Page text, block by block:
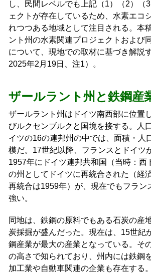
し、民間レベルでも上記（1）（2）（
ェクトが存在しているため、水素エコ
れつつある地域として注目される。本
ント州の水素関連プロジェクトおよび
について、現地での取材に基づき解説
2025年2月19日、注1）。
ザールラント州と鉄鋼産
ザールラント州はドイツ南西部に位置
びルクセンブルクと国境を接する。人
イツの16の連邦州の中では、面積・人
模だ。17世紀以降、フランスとドイツ
1957年にドイツ連邦共和国（当時：西
の州としてドイツに再統合された（経
再統合は1959年）が、現在でもフラン
強い。
同地は、鉄鋼の原料でもある石炭の産
炭採掘が盛んだった。現在は、15世紀
鋼産業が最大の産業となっている。そ
の高さで知られており、州内には鉄鋼
加工業や自動車関連の企業も存在する